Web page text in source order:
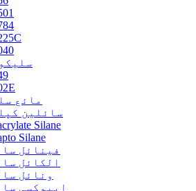
مائع
سائلین
Silane
Silane
فینائل
الکائل
ونائل
ایپوکسی